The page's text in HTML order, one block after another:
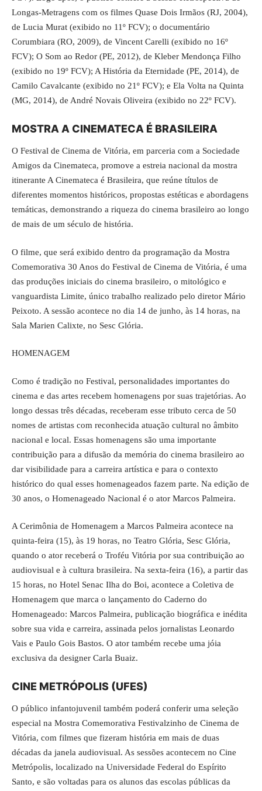
Longas-Metragens com os filmes Quase Dois Irmãos (RJ, 2004),
de Lucia Murat (exibido no 11º FCV); o documentário
Corumbiara (RO, 2009), de Vincent Carelli (exibido no 16º
FCV); O Som ao Redor (PE, 2012), de Kleber Mendonça Filho
(exibido no 19º FCV); A História da Eternidade (PE, 2014), de
Camilo Cavalcante (exibido no 21º FCV); e Ela Volta na Quinta
(MG, 2014), de André Novais Oliveira (exibido no 22º FCV).
MOSTRA A CINEMATECA É BRASILEIRA
O Festival de Cinema de Vitória, em parceria com a Sociedade
Amigos da Cinemateca, promove a estreia nacional da mostra
itinerante A Cinemateca é Brasileira, que reúne títulos de
diferentes momentos históricos, propostas estéticas e abordagens
temáticas, demonstrando a riqueza do cinema brasileiro ao longo
de mais de um século de história.
O filme, que será exibido dentro da programação da Mostra
Comemorativa 30 Anos do Festival de Cinema de Vitória, é uma
das produções iniciais do cinema brasileiro, o mitológico e
vanguardista Limite, único trabalho realizado pelo diretor Mário
Peixoto. A sessão acontece no dia 14 de junho, às 14 horas, na
Sala Marien Calixte, no Sesc Glória.
HOMENAGEM
Como é tradição no Festival, personalidades importantes do
cinema e das artes recebem homenagens por suas trajetórias. Ao
longo dessas três décadas, receberam esse tributo cerca de 50
nomes de artistas com reconhecida atuação cultural no âmbito
nacional e local. Essas homenagens são uma importante
contribuição para a difusão da memória do cinema brasileiro ao
dar visibilidade para a carreira artística e para o contexto
histórico do qual esses homenageados fazem parte. Na edição de
30 anos, o Homenageado Nacional é o ator Marcos Palmeira.
A Cerimônia de Homenagem a Marcos Palmeira acontece na
quinta-feira (15), às 19 horas, no Teatro Glória, Sesc Glória,
quando o ator receberá o Troféu Vitória por sua contribuição ao
audiovisual e à cultura brasileira. Na sexta-feira (16), a partir das
15 horas, no Hotel Senac Ilha do Boi, acontece a Coletiva de
Homenagem que marca o lançamento do Caderno do
Homenageado: Marcos Palmeira, publicação biográfica e inédita
sobre sua vida e carreira, assinada pelos jornalistas Leonardo
Vais e Paulo Gois Bastos. O ator também recebe uma jóia
exclusiva da designer Carla Buaiz.
CINE METRÓPOLIS (UFES)
O público infantojuvenil também poderá conferir uma seleção
especial na Mostra Comemorativa Festivalzinho de Cinema de
Vitória, com filmes que fizeram história em mais de duas
décadas da janela audiovisual. As sessões acontecem no Cine
Metrópolis, localizado na Universidade Federal do Espírito
Santo, e são voltadas para os alunos das escolas públicas da